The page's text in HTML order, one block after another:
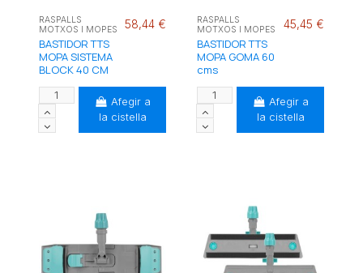
RASPALLS
MOTXOS I MOPES
BASTIDOR TTS
MOPA SISTEMA
BLOCK 40 CM
58,44 €
Afegir a
la cistella
RASPALLS
MOTXOS I MOPES
BASTIDOR TTS
MOPA GOMA 60
cms
45,45 €
Afegir a
la cistella